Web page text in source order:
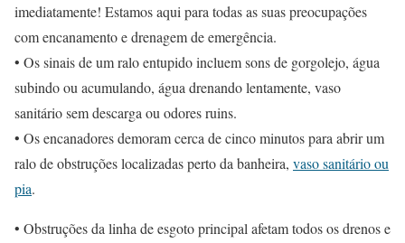
imediatamente! Estamos aqui para todas as suas preocupações
com encanamento e drenagem de emergência.
• Os sinais de um ralo entupido incluem sons de gorgolejo, água
subindo ou acumulando, água drenando lentamente, vaso
sanitário sem descarga ou odores ruins.
• Os encanadores demoram cerca de cinco minutos para abrir um
ralo de obstruções localizadas perto da banheira, vaso sanitário ou
pia.
• Obstruções da linha de esgoto principal afetam todos os drenos e